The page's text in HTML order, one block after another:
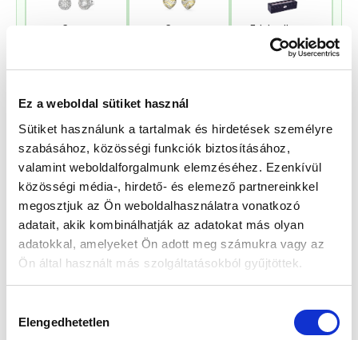
Ez a weboldal sütiket használ
Sütiket használunk a tartalmak és hirdetések személyre
szabásához, közösségi funkciók biztosításához,
valamint weboldalforgalmunk elemzéséhez. Ezenkívül
közösségi média-, hirdető- és elemező partnereinkkel
megosztjuk az Ön weboldalhasználatra vonatkozó
adatait, akik kombinálhatják az adatokat más olyan
adatokkal, amelyeket Ön adott meg számukra vagy az
Ön által használt más szolgáltatásokból gyűjtöttek.
kiválasztása
Elengedhetetlen
Guess
Értéke: 13 990 Ft
Guess
Edelwolle 923
Fekete Varrott
Óratartó Doboz 6
Értéke: 13 990 Ft
Válassz egyet, majd kattints a Kosárba gombra! Ha most kihagyod, a
fizetésnél is választhatsz.
Kapcsolodó termék(ek)